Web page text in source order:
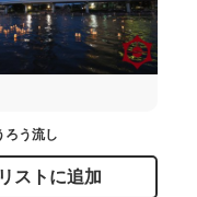
ろう流し
リストに追加